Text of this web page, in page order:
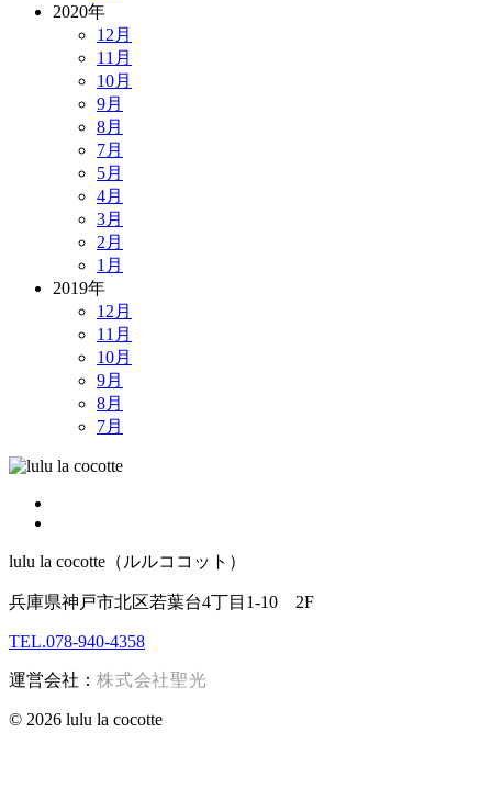
2020年
12月
11月
10月
9月
8月
7月
5月
4月
3月
2月
1月
2019年
12月
11月
10月
9月
8月
7月
lulu la cocotte（ルルココット）
兵庫県神戸市北区若葉台4丁目1-10 2F
TEL.078-940-4358
運営会社： 株式会社聖光
© 2026 lulu la cocotte